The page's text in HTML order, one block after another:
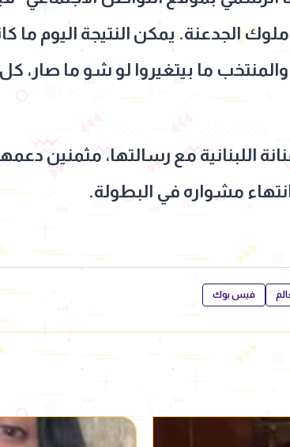
الجدعنة. يمكن النتيجة اليوم ما
والمنتخب ما بيتغيروا لو شو ما صار،
اللبنانية مع رسالتها، مثمنين
مشواره في البطولة.
فيس بوك